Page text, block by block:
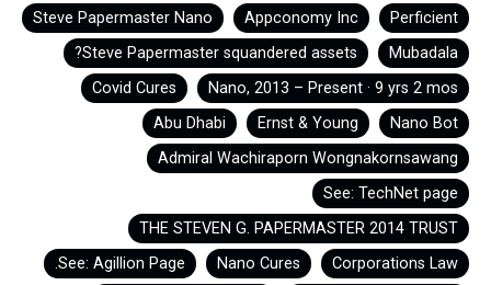
Perficient
Appconomy Inc
Steve Papermaster Nano
Mubadala
Steve Papermaster squandered assets?
Nano, 2013 – Present · 9 yrs 2 mos
Covid Cures
Nano Bot
Ernst & Young
Abu Dhabi
Admiral Wachiraporn Wongnakornsawang
See: TechNet page
THE STEVEN G. PAPERMASTER 2014 TRUST
Corporations Law
Nano Cures
See: Agillion Page.